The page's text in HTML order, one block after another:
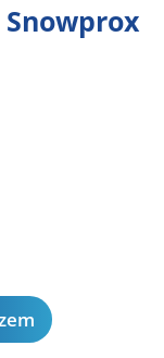
Snowprox